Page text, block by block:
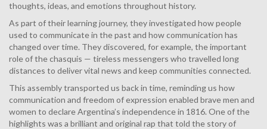
thoughts, ideas, and emotions throughout history.
As part of their learning journey, they investigated how people
used to communicate in the past and how communication has
changed over time. They discovered, for example, the important
role of the chasquis — tireless messengers who travelled long
distances to deliver vital news and keep communities connected.
This assembly transported us back in time, reminding us how
communication and freedom of expression enabled brave men and
women to declare Argentina’s independence in 1816. One of the
highlights was a brilliant and original rap that told the story of